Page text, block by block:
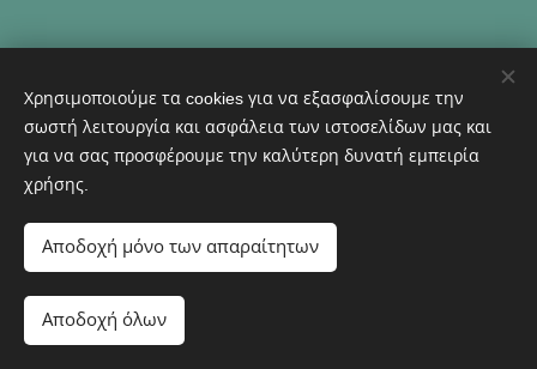
© 2023 ΑΩ ΕΚΔΟΣΕΙΣ - Διατηρούνται όλα τα δικαιώματα
Εκδότης
Διεύθυνση: Αθ. Μιχάλη 19 190 10 Καλύβια Αττικής
Τηλέφωνο: 6932 616019
e-mail: aomegaekdoseis@yahoo.gr
Χρησιμοποιούμε τα cookies για να εξασφαλίσουμε την
σωστή λειτουργία και ασφάλεια των ιστοσελίδων μας και
για να σας προσφέρουμε την καλύτερη δυνατή εμπειρία
χρήσης.
Αποδοχή μόνο των απαραίτητων
Αποδοχή όλων